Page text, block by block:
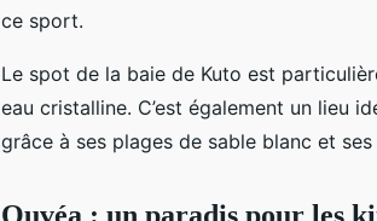
ce sport.
Le spot de la baie de Kuto est
eau cristalline. C’est également un lieu
grâce à ses plages de sable blanc et